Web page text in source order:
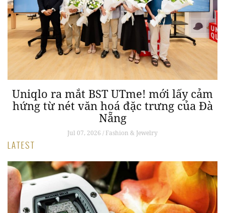
Uniqlo ra mắt BST UTme! mới lấy cảm
hứng từ nét văn hoá đặc trưng của Đà
Nẵng
Jul 07, 2026 / Fashion & Jewelry
LATEST